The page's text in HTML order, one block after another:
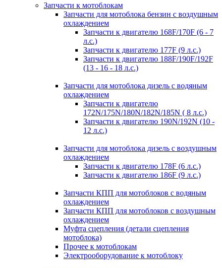
Запчасти к мотоблокам
Запчасти для мотоблока бензин с воздушным
охлаждением
Запчасти к двигателю 168F/170F (6 - 7
л.с.)
Запчасти к двигателю 177F (9 л.с.)
Запчасти к двигателю 188F/190F/192F
(13 - 16 - 18 л.с.)
Запчасти для мотоблока дизель с водяным
охлаждением
Запчасти к двигателю
172N/175N/180N/182N/185N ( 8 л.с.)
Запчасти к двигателю 190N/192N (10 -
12 л.с.)
Запчасти для мотоблока дизель с воздушным
охлаждением
Запчасти к двигателю 178F (6 л.с.)
Запчасти к двигателю 186F (9 л.с.)
Запчасти КПП для мотоблоков с водяным
охлаждением
Запчасти КПП для мотоблоков с воздушным
охлаждением
Муфта сцепления (детали сцепления
мотоблока)
Прочее к мотоблокам
Электрооборудование к мотоблоку